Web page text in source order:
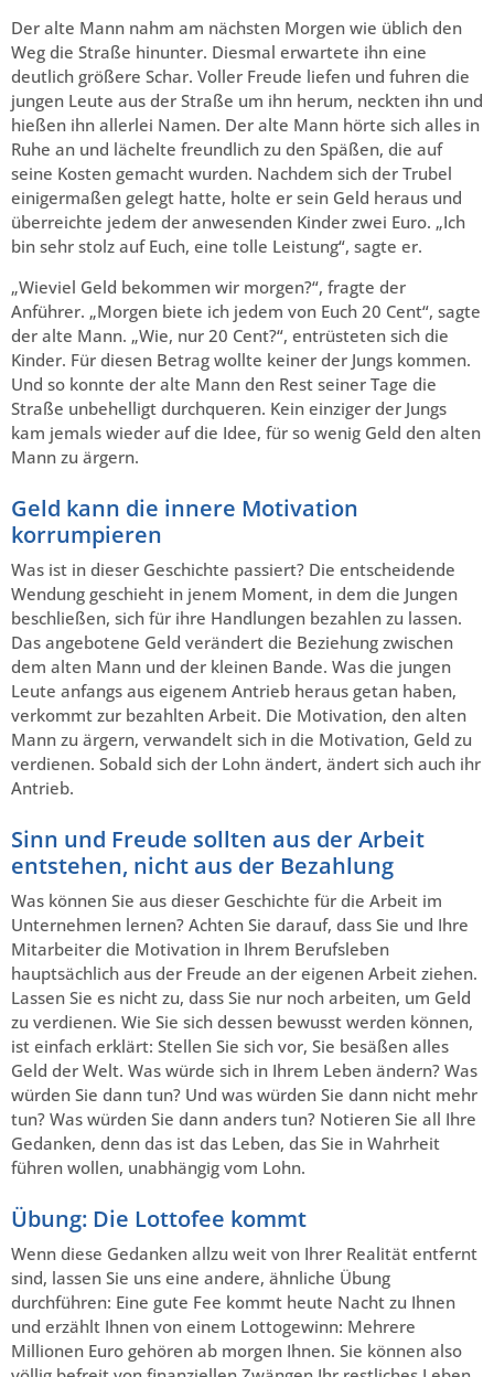
Der alte Mann nahm am nächsten Morgen wie üblich den
Weg die Straße hinunter. Diesmal erwartete ihn eine
deutlich größere Schar. Voller Freude liefen und fuhren die
jungen Leute aus der Straße um ihn herum, neckten ihn und
hießen ihn allerlei Namen. Der alte Mann hörte sich alles in
Ruhe an und lächelte freundlich zu den Späßen, die auf
seine Kosten gemacht wurden. Nachdem sich der Trubel
einigermaßen gelegt hatte, holte er sein Geld heraus und
überreichte jedem der anwesenden Kinder zwei Euro. „Ich
bin sehr stolz auf Euch, eine tolle Leistung“, sagte er.
„Wieviel Geld bekommen wir morgen?“, fragte der
Anführer. „Morgen biete ich jedem von Euch 20 Cent“, sagte
der alte Mann. „Wie, nur 20 Cent?“, entrüsteten sich die
Kinder. Für diesen Betrag wollte keiner der Jungs kommen.
Und so konnte der alte Mann den Rest seiner Tage die
Straße unbehelligt durchqueren. Kein einziger der Jungs
kam jemals wieder auf die Idee, für so wenig Geld den alten
Mann zu ärgern.
Geld kann die innere Motivation
korrumpieren
Was ist in dieser Geschichte passiert? Die entscheidende
Wendung geschieht in jenem Moment, in dem die Jungen
beschließen, sich für ihre Handlungen bezahlen zu lassen.
Das angebotene Geld verändert die Beziehung zwischen
dem alten Mann und der kleinen Bande. Was die jungen
Leute anfangs aus eigenem Antrieb heraus getan haben,
verkommt zur bezahlten Arbeit. Die Motivation, den alten
Mann zu ärgern, verwandelt sich in die Motivation, Geld zu
verdienen. Sobald sich der Lohn ändert, ändert sich auch ihr
Antrieb.
Sinn und Freude sollten aus der Arbeit
entstehen, nicht aus der Bezahlung
Was können Sie aus dieser Geschichte für die Arbeit im
Unternehmen lernen? Achten Sie darauf, dass Sie und Ihre
Mitarbeiter die Motivation in Ihrem Berufsleben
hauptsächlich aus der Freude an der eigenen Arbeit ziehen.
Lassen Sie es nicht zu, dass Sie nur noch arbeiten, um Geld
zu verdienen. Wie Sie sich dessen bewusst werden können,
ist einfach erklärt: Stellen Sie sich vor, Sie besäßen alles
Geld der Welt. Was würde sich in Ihrem Leben ändern? Was
würden Sie dann tun? Und was würden Sie dann nicht mehr
tun? Was würden Sie dann anders tun? Notieren Sie all Ihre
Gedanken, denn das ist das Leben, das Sie in Wahrheit
führen wollen, unabhängig vom Lohn.
Übung: Die Lottofee kommt
Wenn diese Gedanken allzu weit von Ihrer Realität entfernt
sind, lassen Sie uns eine andere, ähnliche Übung
durchführen: Eine gute Fee kommt heute Nacht zu Ihnen
und erzählt Ihnen von einem Lottogewinn: Mehrere
Millionen Euro gehören ab morgen Ihnen. Sie können also